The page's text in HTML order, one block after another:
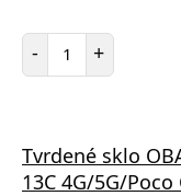
- Počet položiek
+
Tvrdené sklo
13C 4G/5G/Poco